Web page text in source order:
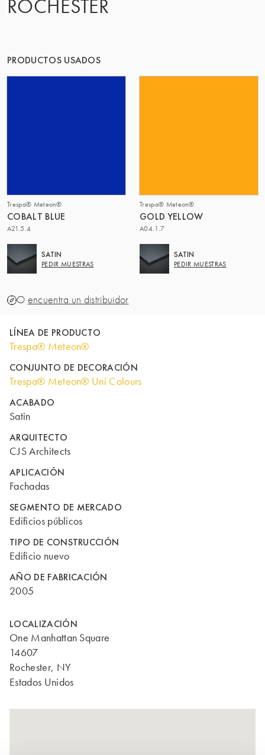
ROCHESTER
PRODUCTOS USADOS
Trespa® Meteon®
COBALT BLUE
A21.5.4
SATIN
PEDIR MUESTRAS
Trespa® Meteon®
GOLD YELLOW
A04.1.7
SATIN
PEDIR MUESTRAS
O encuentra un distribuidor
LÍNEA DE PRODUCTO
Trespa® Meteon®
CONJUNTO DE DECORACIÓN
Trespa® Meteon® Uni Colours
ACABADO
Satin
ARQUITECTO
CJS Architects
APLICACIÓN
Fachadas
SEGMENTO DE MERCADO
Edificios públicos
TIPO DE CONSTRUCCIÓN
Edificio nuevo
AÑO DE FABRICACIÓN
2005
LOCALIZACIÓN
One Manhattan Square
14607
Rochester, NY
Estados Unidos